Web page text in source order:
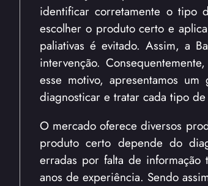
identificar corretamente o tipo
escolher o produto certo e
paliativas é evitado. Assim, a
intervenção.
esse motivo, apresentamos
diagnosticar e tratar cada tipo
O mercado oferece diversos
produto certo depende do
erradas por falta de informação
anos de experiência. Sendo